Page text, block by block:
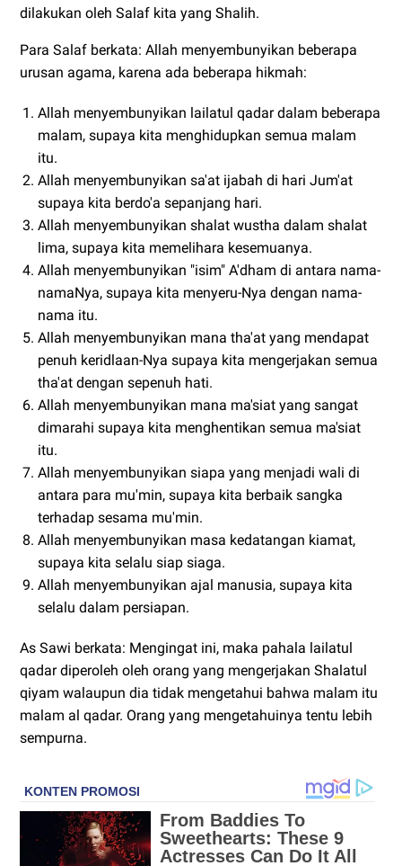
dilakukan oleh Salaf kita yang Shalih.
Para Salaf berkata: Allah menyembunyikan beberapa
urusan agama, karena ada beberapa hikmah:
Allah menyembunyikan lailatul qadar dalam beberapa
malam, supaya kita menghidupkan semua malam
itu.
Allah menyembunyikan sa'at ijabah di hari Jum'at
supaya kita berdo'a sepanjang hari.
Allah menyembunyikan shalat wustha dalam shalat
lima, supaya kita memelihara kesemuanya.
Allah menyembunyikan "isim" A'dham di antara nama-
namaNya, supaya kita menyeru-Nya dengan nama-
nama itu.
Allah menyembunyikan mana tha'at yang mendapat
penuh keridlaan-Nya supaya kita mengerjakan semua
tha'at dengan sepenuh hati.
Allah menyembunyikan mana ma'siat yang sangat
dimarahi supaya kita menghentikan semua ma'siat
itu.
Allah menyembunyikan siapa yang menjadi wali di
antara para mu'min, supaya kita berbaik sangka
terhadap sesama mu'min.
Allah menyembunyikan masa kedatangan kiamat,
supaya kita selalu siap siaga.
Allah menyembunyikan ajal manusia, supaya kita
selalu dalam persiapan.
As Sawi berkata: Mengingat ini, maka pahala lailatul
qadar diperoleh oleh orang yang mengerjakan Shalatul
qiyam walaupun dia tidak mengetahui bahwa malam itu
malam al qadar. Orang yang mengetahuinya tentu lebih
sempurna.